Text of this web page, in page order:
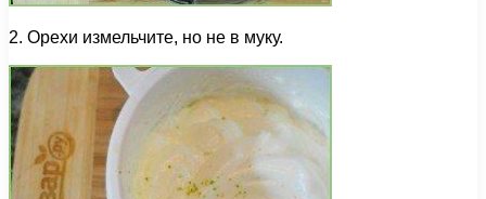
2. Орехи измельчите, но не в муку.